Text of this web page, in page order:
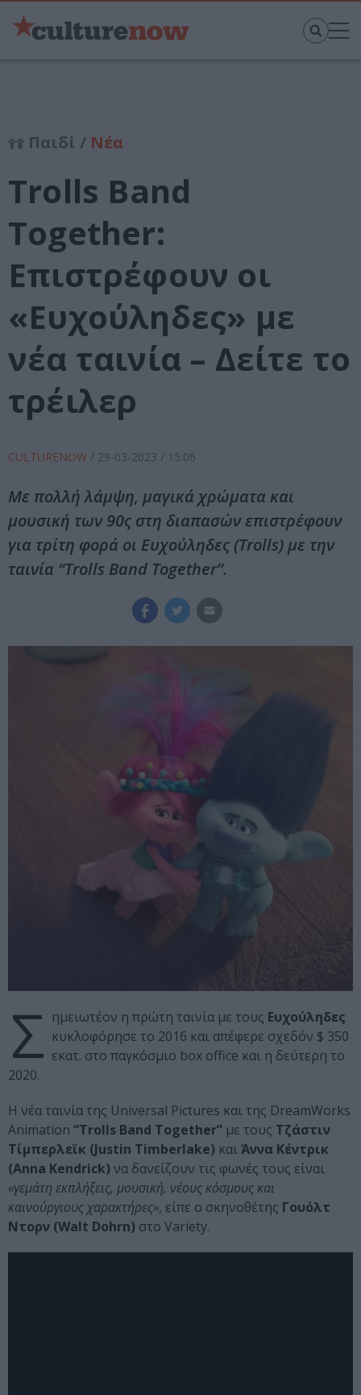
Παιδί / Νέα
Trolls Band
Together:
Επιστρέφουν οι
«Ευχούληδες» με
νέα ταινία – Δείτε το
τρέιλερ
CULTURENOW / 29-03-2023 / 15:06
Mε πολλή λάμψη, μαγικά χρώματα και
μουσική των 90ς στη διαπασών επιστρέφουν
για τρίτη φορά οι Ευχούληδες (Trolls) με την
ταινία “Trolls Band Together”.
Σ ημειωτέον η πρώτη ταινία με τους Ευχούληδες
κυκλοφόρησε το 2016 και απέφερε σχεδόν $ 350
εκατ. στο παγκόσμιο box office και η δεύτερη το
2020.
Η νέα ταινία της Universal Pictures και της DreamWorks
Animation “Trolls Band Together” με τους Τζάστιν
Τίμπερλεϊκ (Justin Timberlake) καιΆννα Κέντρικ
(Anna Kendrick) να δανείζουν τις φωνές τους είναι
«γεμάτη εκπλήξεις, μουσική, νέους κόσμους και
καινούργιους χαρακτήρες», είπε ο σκηνοθέτης Γουόλτ
Ντορν (Walt Dohrn) στο Variety.